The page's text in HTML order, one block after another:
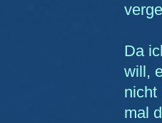
Da
will,
nicht
mal